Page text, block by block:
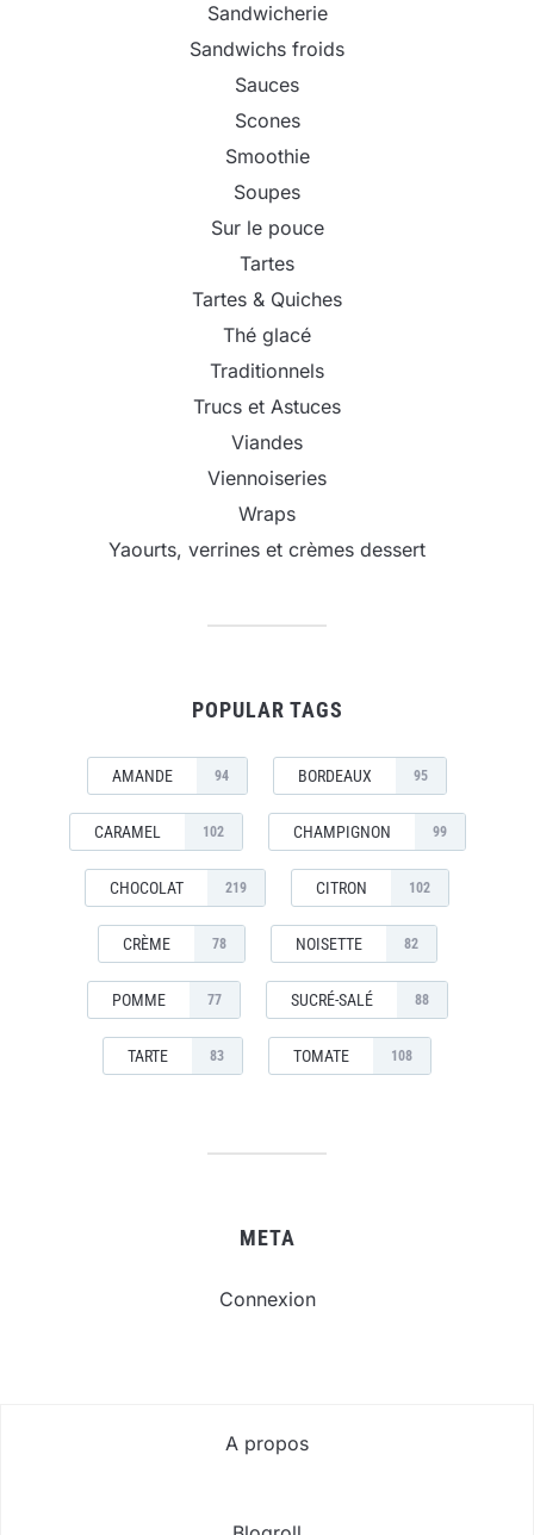
Sandwicherie
Sandwichs froids
Sauces
Scones
Smoothie
Soupes
Sur le pouce
Tartes
Tartes & Quiches
Thé glacé
Traditionnels
Trucs et Astuces
Viandes
Viennoiseries
Wraps
Yaourts, verrines et crèmes dessert
POPULAR TAGS
AMANDE 94 BORDEAUX 95
CARAMEL 102 CHAMPIGNON 99
CHOCOLAT 219 CITRON 102
CRÈME 78 NOISETTE 82
POMME 77 SUCRÉ-SALÉ 88
TARTE 83 TOMATE 108
META
Connexion
A propos